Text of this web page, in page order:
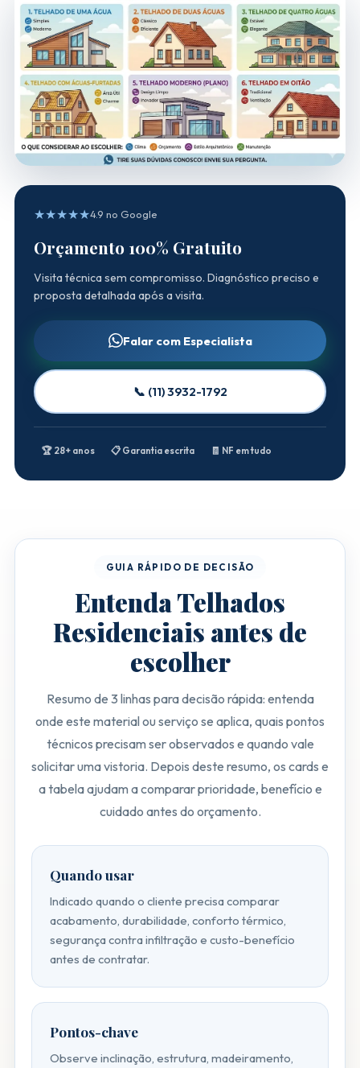
★★★★★4.9 no Google
Orçamento 100% Gratuito
Visita técnica sem compromisso. Diagnóstico preciso e
proposta detalhada após a visita.
Falar com Especialista
📞 (11) 3932-1792
🏆 28+ anos 📋 Garantia escrita 🧾 NF em tudo
GUIA RÁPIDO DE DECISÃO
Entenda Telhados
Residenciais antes de
escolher
Resumo de 3 linhas para decisão rápida: entenda
onde este material ou serviço se aplica, quais pontos
técnicos precisam ser observados e quando vale
solicitar uma vistoria. Depois deste resumo, os cards e
a tabela ajudam a comparar prioridade, benefício e
cuidado antes do orçamento.
Quando usar
Indicado quando o cliente precisa comparar
acabamento, durabilidade, conforto térmico,
segurança contra infiltração e custo-benefício
antes de contratar.
Pontos-chave
Observe inclinação, estrutura, madeiramento,